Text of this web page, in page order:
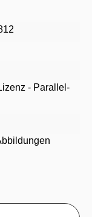
- Parallel-